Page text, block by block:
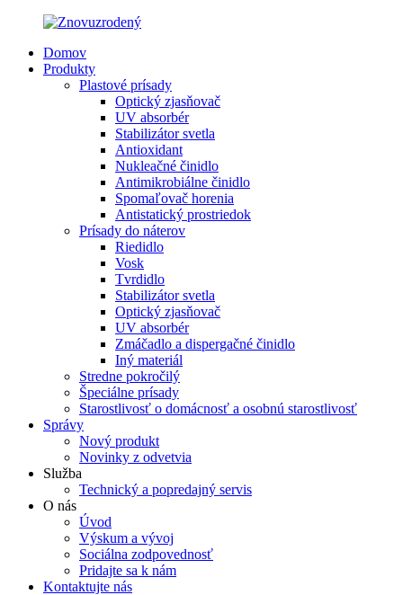
Domov
Produkty
Plastové prísady
Optický zjasňovač
UV absorbér
Stabilizátor svetla
Antioxidant
Nukleačné činidlo
Antimikrobiálne činidlo
Spomaľovač horenia
Antistatický prostriedok
Prísady do náterov
Riedidlo
Vosk
Tvrdidlo
Stabilizátor svetla
Optický zjasňovač
UV absorbér
Zmáčadlo a dispergačné činidlo
Iný materiál
Stredne pokročilý
Špeciálne prísady
Starostlivosť o domácnosť a osobnú starostlivosť
Správy
Nový produkt
Novinky z odvetvia
Služba
Technický a popredajný servis
O nás
Úvod
Výskum a vývoj
Sociálna zodpovednosť
Pridajte sa k nám
Kontaktujte nás